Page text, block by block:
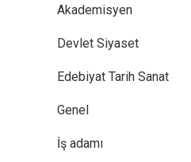
Akademisyen
Devlet Siyaset
Edebiyat Tarih Sanat
Genel
İş adamı